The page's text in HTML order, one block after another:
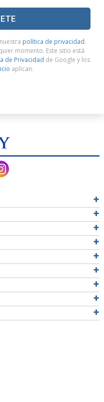
política de privacidad.
momento. Este sitio está
de Privacidad de Google y los
aplican.